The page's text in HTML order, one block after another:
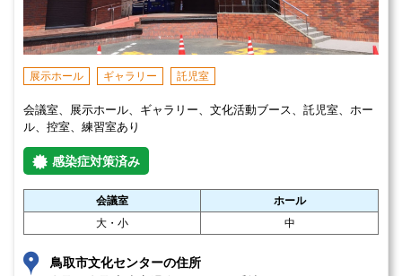
展示ホール ギャラリー 託児室
会議室、展示ホール、ギャラリー、文化活動ブース、託児室、ホー
ル、控室、練習室あり
感染症対策済み
会議室
ホール
大・小
中
鳥取市文化センターの住所